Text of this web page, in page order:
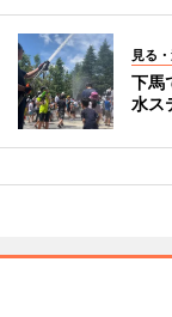
見る
下馬
水ス